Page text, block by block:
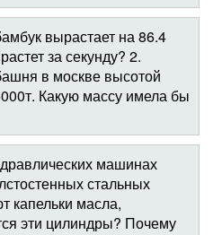
вырастает на 86.4
за секунду? 2.
в москве высотой
Какую массу имела бы
машинах
стальных
капельки масла,
эти цилиндры? Почему